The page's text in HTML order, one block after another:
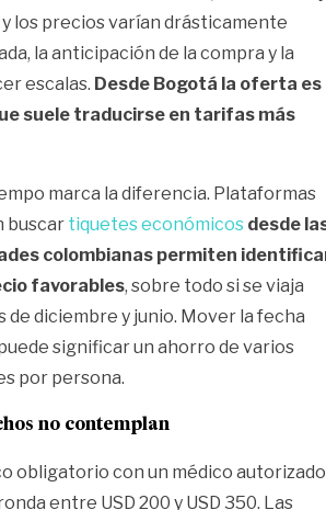
los precios varían drásticamente
la anticipación de la compra y la
escalas. Desde Bogotá la oferta es
suele traducirse en tarifas más
marca la diferencia. Plataformas
buscar tiquetes económicos desde
colombianas permiten
favorables, sobre todo si se viaja
de diciembre y junio. Mover la fecha
significar un ahorro de varios
por persona.
no contemplan
obligatorio con un médico autorizado
entre USD 200 y USD 350. Las